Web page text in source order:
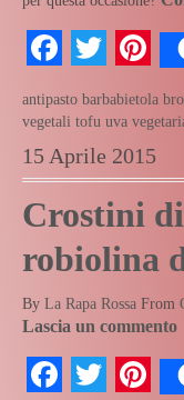
antipasto barbabietola
vegetali tofu uva
15 Aprile 2015
Crostini
robiolina
By La Rapa Rossa From
Lascia un commento